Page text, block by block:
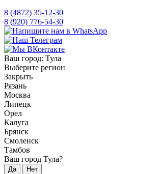
8 (4872) 35-12-30
8 (920) 776-54-30
Ваш город: Тула
Выберите регион
Закрыть
Рязань
Москва
Липецк
Орел
Калуга
Брянск
Смоленск
Тамбов
Ваш город Тула?
Да Нет